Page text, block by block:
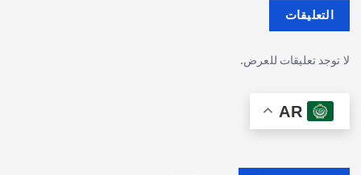
التعليقات
لا توجد تعليقات للعرض.
AR